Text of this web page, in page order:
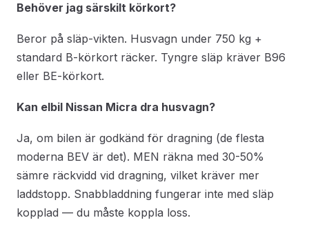
Behöver jag särskilt körkort?
Beror på släp-vikten. Husvagn under 750 kg +
standard B-körkort räcker. Tyngre släp kräver B96
eller BE-körkort.
Kan elbil Nissan Micra dra husvagn?
Ja, om bilen är godkänd för dragning (de flesta
moderna BEV är det). MEN räkna med 30-50%
sämre räckvidd vid dragning, vilket kräver mer
laddstopp. Snabbladdning fungerar inte med släp
kopplad — du måste koppla loss.